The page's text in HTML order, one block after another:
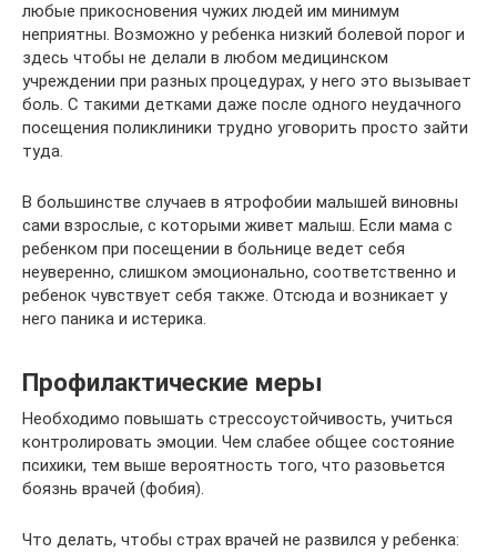
любые прикосновения чужих людей им минимум
неприятны. Возможно у ребенка низкий болевой порог и
здесь чтобы не делали в любом медицинском
учреждении при разных процедурах, у него это вызывает
боль. С такими детками даже после одного неудачного
посещения поликлиники трудно уговорить просто зайти
туда.
В большинстве случаев в ятрофобии малышей виновны
сами взрослые, с которыми живет малыш. Если мама с
ребенком при посещении в больнице ведет себя
неуверенно, слишком эмоционально, соответственно и
ребенок чувствует себя также. Отсюда и возникает у
него паника и истерика.
Профилактические меры
Необходимо повышать стрессоустойчивость, учиться
контролировать эмоции. Чем слабее общее состояние
психики, тем выше вероятность того, что разовьется
боязнь врачей (фобия).
Что делать, чтобы страх врачей не развился у ребенка: